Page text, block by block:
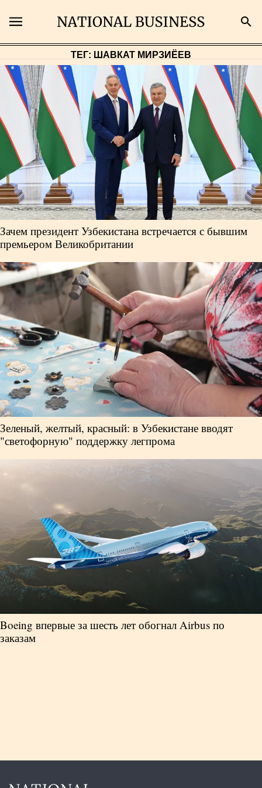
Поиск
Главная
Экономика
Бизнес
Рынки
Технологии
Власть
Геополитика
Исследования
Люди
Life & Arts
О нас
ТЕГ: ШАВКАТ МИРЗИЁЕВ
Зачем президент Узбекистана встречается с бывшим
премьером Великобритании
Зеленый, желтый, красный: в Узбекистане вводят
"светофорную" поддержку легпрома
Boeing впервые за шесть лет обогнал Airbus по
заказам